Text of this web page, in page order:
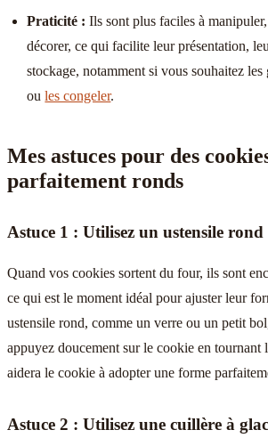
Praticité : Ils sont plus faciles à
décorer, ce qui facilite leur présentation,
stockage, notamment si vous souhaitez
oules congeler.
Mes astuces pour des
parfaitement ronds
Astuce 1 : Utilisez un ustensile rond
Quand vos cookies sortent du four, ils sont
ce qui est le moment idéal pour ajuster leur
ustensile rond, comme un verre ou un petit
appuyez doucement sur le cookie en tournant
aidera le cookie à adopter une forme
Astuce 2 : Utilisez une cuillère à